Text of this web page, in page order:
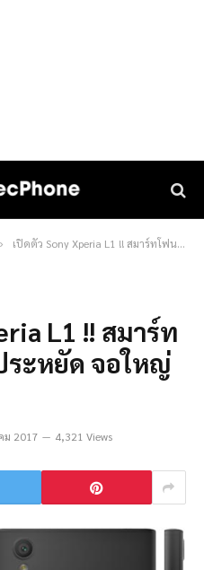
เปิดตัว Sony Xperia L1 !! สมาร์ทโฟนตัวคุ้ม ราคาประหยัด จอใหญ่ 5.5 นิ้ว !!
L1 !! สมาร์ท
ระหยัด จอใหญ่
ม 2017 4,321 Views